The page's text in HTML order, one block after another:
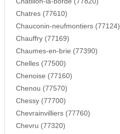
Chatres (77610)
Chauconin-neufmontiers (77124)
Chauffry (77169)
Chaumes-en-brie (77390)
Chelles (77500)
Chenoise (77160)
Chenou (77570)
Chessy (77700)
Chevrainvilliers (77760)
Chevru (77320)